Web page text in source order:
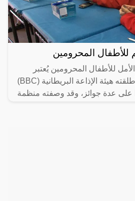
للأطفال المحرومين
للأطفال المحرومين يُعتبر
برنامج "درس" الذي أطلقته هيئة الإذاعة البريطانية (BBC)
على عدة جوائز، وقد وصفته منظمة